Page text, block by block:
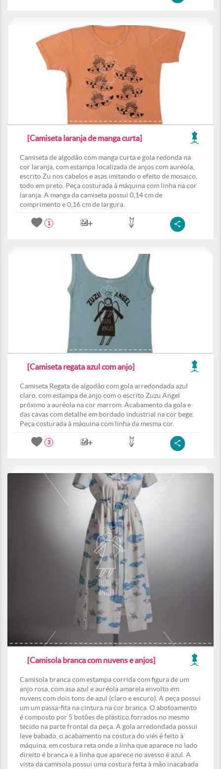
[Camiseta laranja de manga curta]
Camiseta de algodão com manga curta e gola redonda na
cor laranja, com estampa localizada de anjos com auréola,
escrito Zu nos cabelos e asas imitando o efeito de mosaico,
todo em preto. Peça costurada à máquina com linha na cor
laranja. A manga da camiseta possui 0,14 cm de
comprimento e 0,16 cm de largura.
1
[Camiseta regata azul com anjo]
Camiseta Regata de algodão com gola arredondada azul
claro, com estampa de anjo com o escrito Zuzu Angel
próximo a auréola na cor marrom. Acabamento da gola e
das cavas com detalhe em bordado industrial na cor bege.
Peça costurada à máquina com linha da mesma cor.
3
[Camisola branca com nuvens e anjos]
Camisola branca com estampa corrida com figura de um
anjo rosa, com asa azul e auréola amarela envolto em
nuvens com dois tons de azul (claro e escuro). A peça possui
um um passa-fita na cintura na cor branca. O abotoamento
é composto por 5 botões de plástico forrados no mesmo
tecido na parte frontal da peça. A gola arredondada possui
leve babado, o acabamento na costura do viés é feito à
máquina, em costura reta onde a linha que aparece no lado
direito é branca e a linha que aparece no avesso é azul. A
vista da camisola possui uma costura feita à mão inacabada